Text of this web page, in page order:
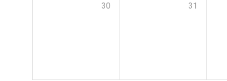
30 31